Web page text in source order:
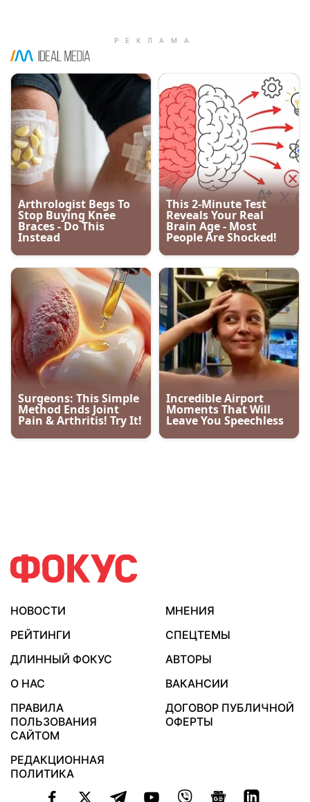
НОВОСТИ
МНЕНИЯ
РЕЙТИНГИ
СПЕЦТЕМЫ
ДЛИННЫЙ ФОКУС
АВТОРЫ
О НАС
ВАКАНСИИ
ПРАВИЛА
ПОЛЬЗОВАНИЯ
САЙТОМ
ДОГОВОР ПУБЛИЧНОЙ
ОФЕРТЫ
РЕДАКЦИОННАЯ
ПОЛИТИКА